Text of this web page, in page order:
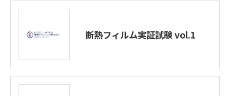
断熱フィルム実証試験 vol.1